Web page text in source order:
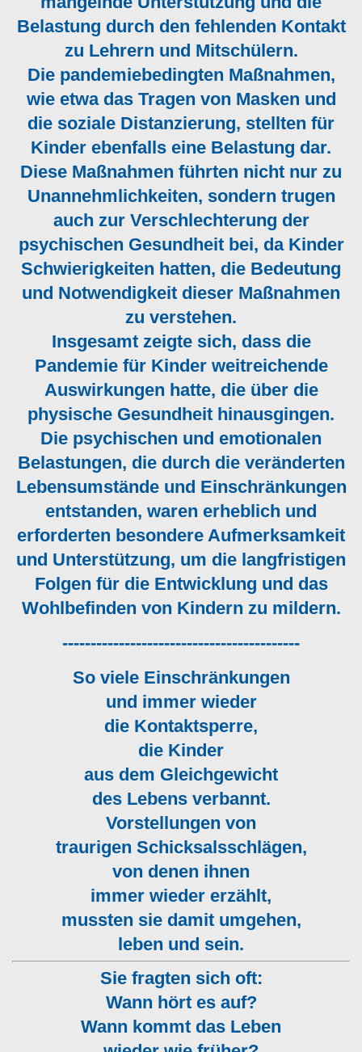
Belastung durch den fehlenden Kontakt
zu Lehrern und Mitschülern.
Die pandemiebedingten Maßnahmen,
wie etwa das Tragen von Masken und
die soziale Distanzierung, stellten für
Kinder ebenfalls eine Belastung dar.
Diese Maßnahmen führten nicht nur zu
Unannehmlichkeiten, sondern trugen
auch zur Verschlechterung der
psychischen Gesundheit bei, da Kinder
Schwierigkeiten hatten, die Bedeutung
und Notwendigkeit dieser Maßnahmen
zu verstehen.
Insgesamt zeigte sich, dass die
Pandemie für Kinder weitreichende
Auswirkungen hatte, die über die
physische Gesundheit hinausgingen.
Die psychischen und emotionalen
Belastungen, die durch die veränderten
Lebensumstände und Einschränkungen
entstanden, waren erheblich und
erforderten besondere Aufmerksamkeit
und Unterstützung, um die langfristigen
Folgen für die Entwicklung und das
Wohlbefinden von Kindern zu mildern.
------------------------------------------
So viele Einschränkungen
und immer wieder
die Kontaktsperre,
die Kinder
aus dem Gleichgewicht
des Lebens verbannt.
Vorstellungen von
traurigen Schicksalsschlägen,
von denen ihnen
immer wieder erzählt,
mussten sie damit umgehen,
leben und sein.
Sie fragten sich oft:
Wann hört es auf?
Wann kommt das Leben